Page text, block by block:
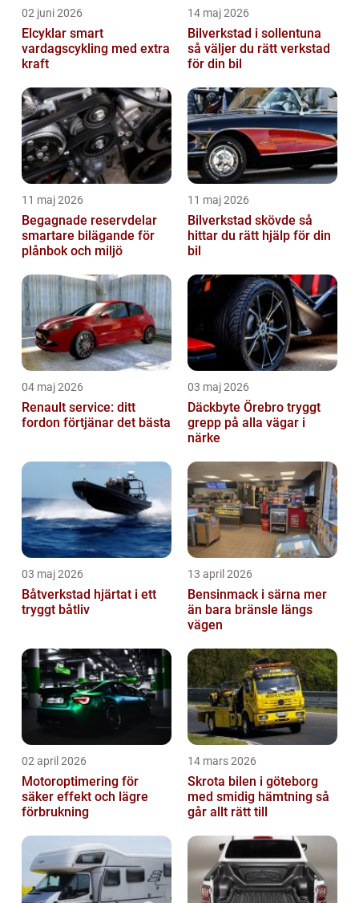
02 juni 2026
Elcyklar smart
vardagscykling med extra
kraft
14 maj 2026
Bilverkstad i sollentuna
så väljer du rätt verkstad
för din bil
11 maj 2026
Begagnade reservdelar
smartare bilägande för
plånbok och miljö
11 maj 2026
Bilverkstad skövde så
hittar du rätt hjälp för din
bil
04 maj 2026
Renault service: ditt
fordon förtjänar det bästa
03 maj 2026
Däckbyte Örebro tryggt
grepp på alla vägar i
närke
03 maj 2026
Båtverkstad hjärtat i ett
tryggt båtliv
13 april 2026
Bensinmack i särna mer
än bara bränsle längs
vägen
02 april 2026
Motoroptimering för
säker effekt och lägre
förbrukning
14 mars 2026
Skrota bilen i göteborg
med smidig hämtning så
går allt rätt till